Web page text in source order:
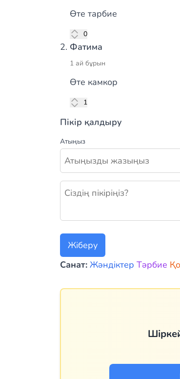
Өте тарбие
0
лүпіл
Фатима
1 ай бұрын
Өте камкор
1
лүпіл
Пікір қалдыру
Атыңыз
Жаңа пікір қалдыру
Жіберу
Санат: Жәндіктер Тәрбие